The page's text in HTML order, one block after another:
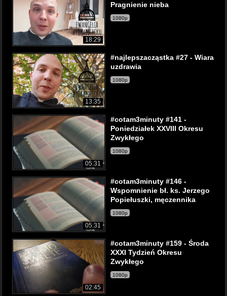
18:29
Pragnienie nieba
1080p
13:35
#najlepszacząstka #27 - Wiara
uzdrawia
1080p
05:31
#cotam3minuty #141 -
Poniedziałek XXVIII Okresu
Zwykłego
1080p
05:31
#cotam3minuty #146 -
Wspomnienie bł. ks. Jerzego
Popiełuszki, męczennika
1080p
02:45
#cotam3minuty #159 - Środa
XXXI Tydzień Okresu
Zwykłego
1080p